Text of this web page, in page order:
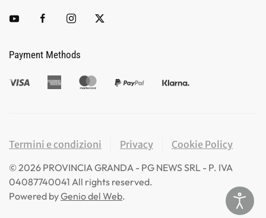
Payment Methods
Termini e condizioni Privacy
Cookie Policy
© 2026 PROVINCIA GRANDA - PG NEWS SRL - P. IVA
04087740041 All rights reserved.
Powered byGenio del Web.